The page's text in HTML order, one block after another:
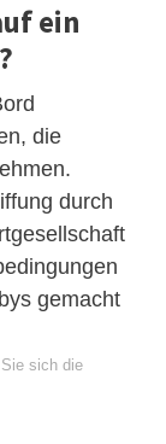
ein
die
durch
gemacht
sich die